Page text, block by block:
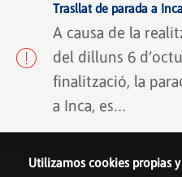
Trasllat de parada a
A causa de la
del dilluns 6
finalització, la
a Inca, es...
Utilizamos cookies propias